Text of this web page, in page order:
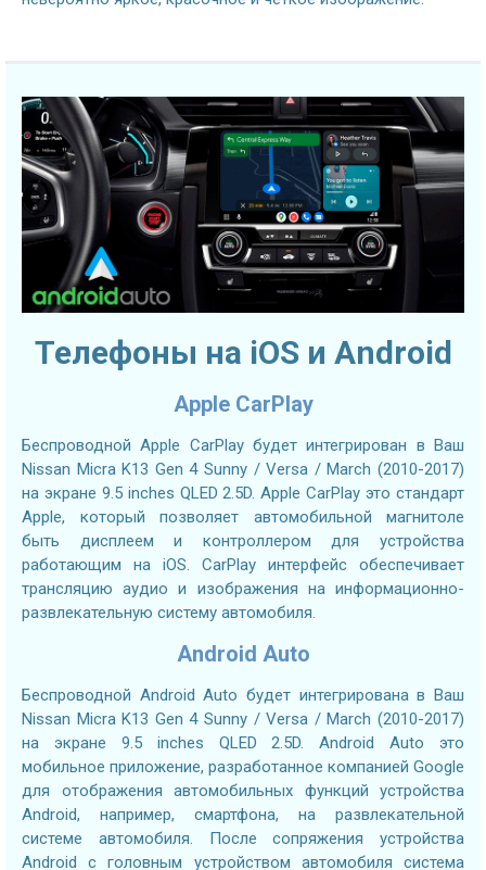
Телефоны на iOS и Android
Apple CarPlay
Беспроводной Apple CarPlay будет интегрирован в Ваш
Nissan Micra K13 Gen 4 Sunny / Versa / March (2010-2017)
на экране 9.5 inches QLED 2.5D. Apple CarPlay это стандарт
Apple, который позволяет автомобильной магнитоле
быть дисплеем и контроллером для устройства
работающим на iOS. CarPlay интерфейс обеспечивает
трансляцию аудио и изображения на информационно-
развлекательную систему автомобиля.
Android Auto
Беспроводной Android Auto будет интегрирована в Ваш
Nissan Micra K13 Gen 4 Sunny / Versa / March (2010-2017)
на экране 9.5 inches QLED 2.5D. Android Auto это
мобильное приложение, разработанное компанией Google
для отображения автомобильных функций устройства
Android, например, смартфона, на развлекательной
системе автомобиля. После сопряжения устройства
Android с головным устройством автомобиля система